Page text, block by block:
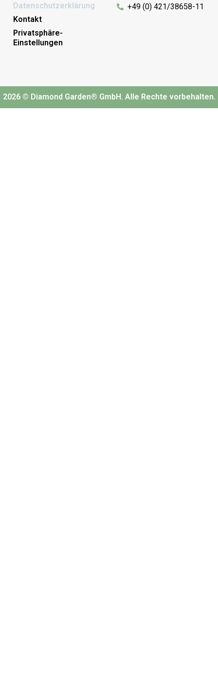
Datenschutzerklärung
Kontakt
Privatsphäre-
Einstellungen
+49 (0) 421/38658-11
2026 © Diamond Garden® GmbH. Alle Rechte vorbehalten.